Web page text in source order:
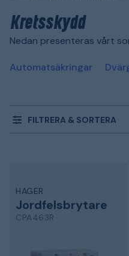
Kretsskydd
Nedan presenteras vårt
Automatsäkringar
FILTRERA & SORTERA
HAGER
Jordfelsbrytare
CPA463R